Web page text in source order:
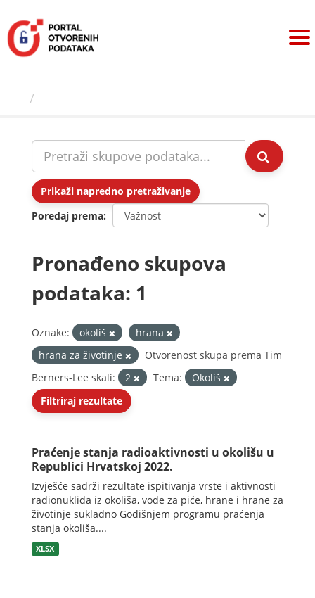
sadržaj
Prikaži napredno pretraživanje
Poredaj prema
Pronađeno skupova
podataka: 1
Oznake: okoliš
hrana
hrana za životinje
Otvorenost skupa prema Tim
Berners-Lee skali:
2 Tema:
Okoliš
Filtriraj rezultate
Praćenje stanja radioaktivnosti u okolišu u
Republici Hrvatskoj 2022.
Izvješće sadrži rezultate ispitivanja vrste i aktivnosti
radionuklida iz okoliša, vode za piće, hrane i hrane za
životinje sukladno Godišnjem programu praćenja
stanja okoliša....
XLSX